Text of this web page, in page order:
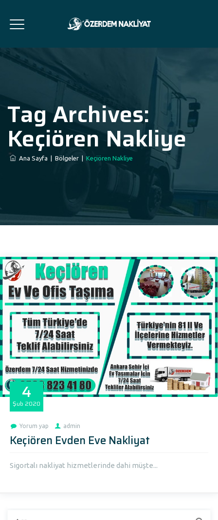
Tag Archives:
Keçiören Nakliye
Ana Sayfa Bölgeler Keçiören Nakliye
4
Şub 2020
Yorum yap admin
Keçiören Evden Eve Nakliyat
Sigortalı nakliyat hizmetlerinde dahi müşte...